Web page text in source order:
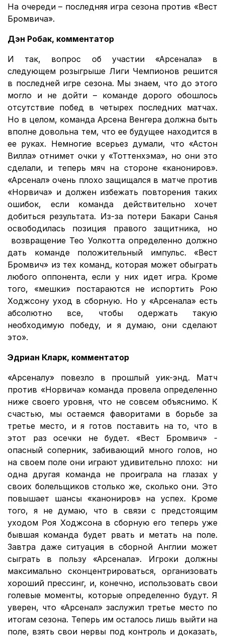
На очереди – последняя игра сезона против «Вест
Бромвича».
Дэн Робак, комментатор
И так, вопрос об участии «Арсенала» в
следующем розыгрыше Лиги Чемпионов решится
в последней игре сезона. Мы знаем, что до этого
могло и не дойти – команде дорого обошлось
отсутствие побед в четырех последних матчах.
Но в целом, команда Арсена Венгера должна быть
вполне довольна тем, что ее будущее находится в
ее руках. Немногие всерьез думали, что «Астон
Вилла» отнимет очки у «Тоттенхэма», но они это
сделали, и теперь мяч на стороне «канониров».
«Арсенал» очень плохо защищался в матче против
«Норвича» и должен избежать повторения таких
ошибок, если команда действительно хочет
добиться результата. Из-за потери Бакари Санья
освободилась позиция правого защитника, но
возвращение Тео Уолкотта определенно должно
дать команде положительный импульс. «Вест
Бромвич» из тех команд, которая может обыграть
любого оппонента, если у них идет игра. Кроме
того, «мешки» постараются не испортить Рою
Ходжсону уход в сборную. Но у «Арсенала» есть
абсолютно все, чтобы одержать такую
необходимую победу, и я думаю, они сделают
это».
Эдриан Кларк, комментатор
«Арсеналу» повезло в прошлый уик-энд. Матч
против «Норвича» команда провела определенно
ниже своего уровня, что не совсем объяснимо. К
счастью, мы остаемся фаворитами в борьбе за
третье место, и я готов поставить на то, что в
этот раз осечки не будет. «Вест Бромвич» -
опасный соперник, забивающий много голов, но
на своем поле они играют удивительно плохо: ни
одна другая команда не проиграла на глазах у
своих болельщиков столько же, сколько они. Это
повышает шансы «канониров» на успех. Кроме
того, я не думаю, что в связи с предстоящим
уходом Роя Ходжсона в сборную его теперь уже
бывшая команда будет рвать и метать на поле.
Завтра даже ситуация в сборной Англии может
сыграть в пользу «Арсенала». Игроки должны
максимально сконцентрироваться, организовать
хороший прессинг, и, конечно, использовать свои
голевые моменты, которые определенно будут. Я
уверен, что «Арсенал» заслужил третье место по
итогам сезона. Теперь им осталось лишь выйти на
поле, взять свои нервы под контроль и доказать,